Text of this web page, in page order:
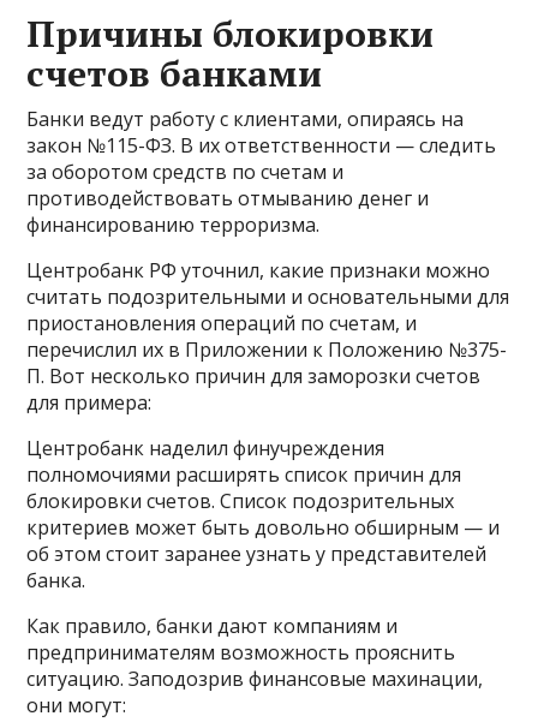
Причины блокировки
счетов банками
Банки ведут работу с клиентами, опираясь на
закон №115-ФЗ. В их ответственности — следить
за оборотом средств по счетам и
противодействовать отмыванию денег и
финансированию терроризма.
Центробанк РФ уточнил, какие признаки можно
считать подозрительными и основательными для
приостановления операций по счетам, и
перечислил их в Приложении к Положению №375-
П. Вот несколько причин для заморозки счетов
для примера:
Центробанк наделил финучреждения
полномочиями расширять список причин для
блокировки счетов. Список подозрительных
критериев может быть довольно обширным — и
об этом стоит заранее узнать у представителей
банка.
Как правило, банки дают компаниям и
предпринимателям возможность прояснить
ситуацию. Заподозрив финансовые махинации,
они могут: